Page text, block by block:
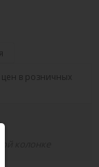
в розничных